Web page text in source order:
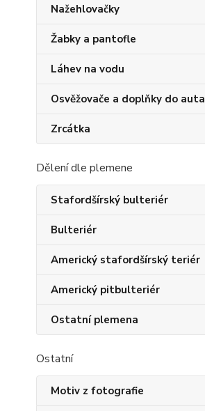
Nažehlovačky
Žabky a pantofle
Láhev na vodu
Osvěžovače a doplňky do auta
Zrcátka
Dělení dle plemene
Stafordšírský bulteriér
Bulteriér
Americký stafordšírský teriér
Americký pitbulteriér
Ostatní plemena
Ostatní
Motiv z fotografie